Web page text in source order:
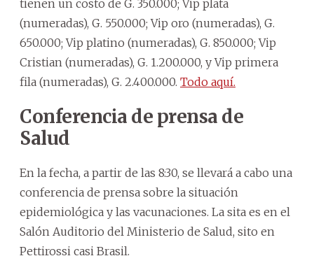
tienen un costo de G. 350.000; Vip plata
(numeradas), G. 550.000; Vip oro (numeradas), G.
650.000; Vip platino (numeradas), G. 850.000; Vip
Cristian (numeradas), G. 1.200.000, y Vip primera
fila (numeradas), G. 2.400.000. Todo aquí.
Conferencia de prensa de
Salud
En la fecha, a partir de las 8:30, se llevará a cabo una
conferencia de prensa sobre la situación
epidemiológica y las vacunaciones. La sita es en el
Salón Auditorio del Ministerio de Salud, sito en
Pettirossi casi Brasil.